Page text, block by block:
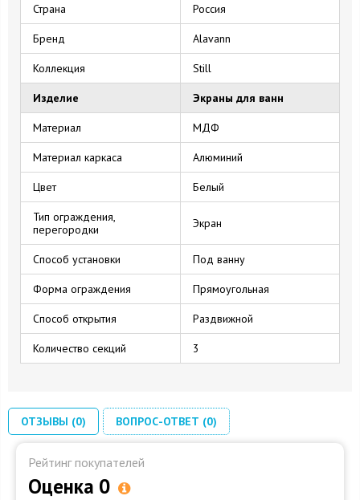
Страна Россия
Бренд Alavann
Коллекция Still
Изделие Экраны для ванн
Материал МДФ
Материал каркаса Алюминий
Цвет Белый
Тип ограждения,
перегородки
Экран
Способ установки Под ванну
Форма ограждения Прямоугольная
Способ открытия Раздвижной
Количество секций 3
ОТЗЫВЫ (0) ВОПРОС-ОТВЕТ (0)
Рейтинг покупателей
Оценка 0